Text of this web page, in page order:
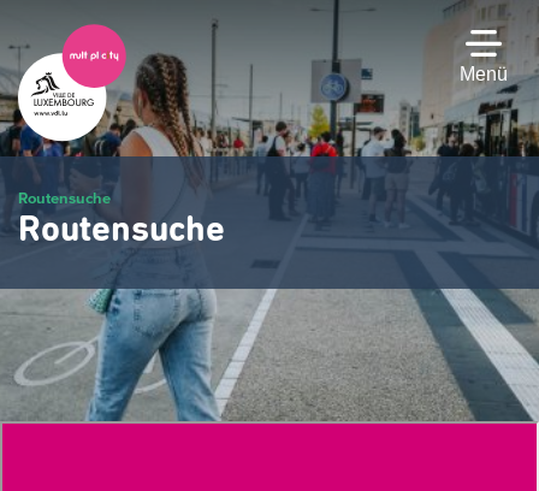
Hauptinhalt
gehen
Menü
Routensuche
Routensuche